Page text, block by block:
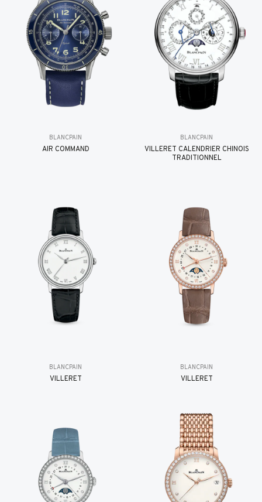
BLANCPAIN
AIR COMMAND
BLANCPAIN
VILLERET CALENDRIER CHINOIS
TRADITIONNEL
BLANCPAIN
VILLERET
BLANCPAIN
VILLERET